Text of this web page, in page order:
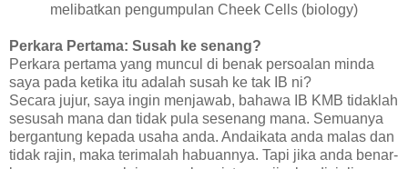
melibatkan pengumpulan Cheek Cells (biology)
Perkara Pertama: Susah ke senang?
Perkara pertama yang muncul di benak persoalan minda
saya pada ketika itu adalah susah ke tak IB ni?
Secara jujur, saya ingin menjawab, bahawa IB KMB tidaklah
sesusah mana dan tidak pula sesenang mana. Semuanya
bergantung kepada usaha anda. Andaikata anda malas dan
tidak rajin, maka terimalah habuannya. Tapi jika anda benar-